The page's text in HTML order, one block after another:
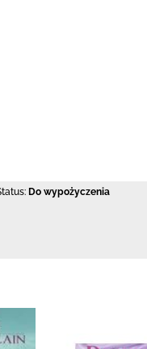
Do wypożyczenia